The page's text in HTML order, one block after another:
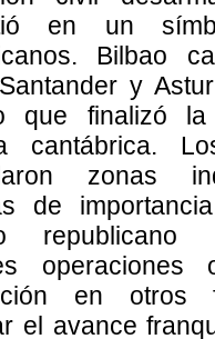
en un
Bilbao
y
que finalizó
cantábrica.
zonas
de
republicano
operaciones
en otros
el avance